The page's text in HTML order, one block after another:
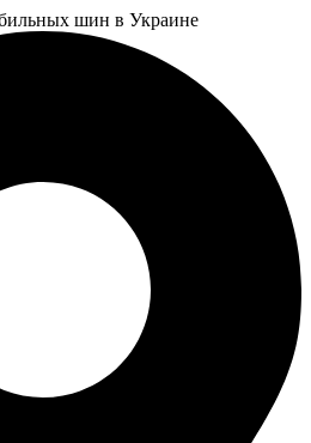
шин в Украине